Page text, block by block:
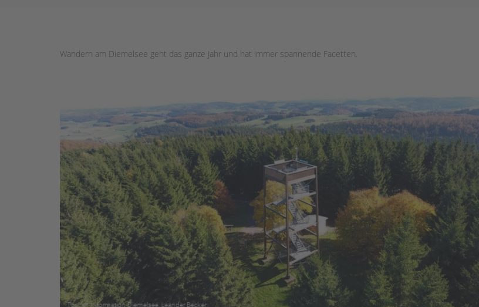
Wandern am Diemelsee geht das ganze Jahr und hat immer spannende Facetten.